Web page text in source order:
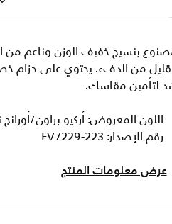
بنسيج خفيف الوزن وناعم من
من الدفء. يحتوي على حزام
لتأمين مقاسك.
اللون المعروض: أركيو براون/
رقم الإصدار: FV7229-223
عرض معلومات المنتج